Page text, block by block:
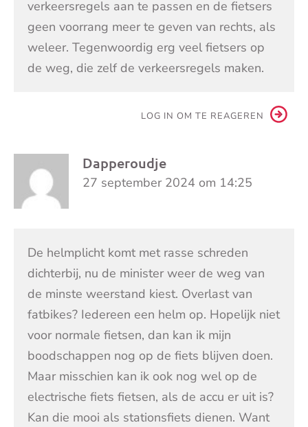
verkeersregels aan te passen en de fietsers
geen voorrang meer te geven van rechts, als
weleer. Tegenwoordig erg veel fietsers op
de weg, die zelf de verkeersregels maken.
LOG IN OM TE REAGEREN
Dapperoudje
27 september 2024 om 14:25
De helmplicht komt met rasse schreden
dichterbij, nu de minister weer de weg van
de minste weerstand kiest. Overlast van
fatbikes? Iedereen een helm op. Hopelijk niet
voor normale fietsen, dan kan ik mijn
boodschappen nog op de fiets blijven doen.
Maar misschien kan ik ook nog wel op de
electrische fiets fietsen, als de accu er uit is?
Kan die mooi als stationsfiets dienen. Want